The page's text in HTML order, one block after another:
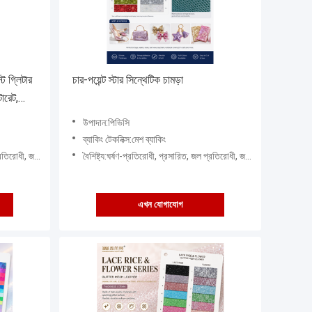
গ্লিটার
বায়ু প্রুফ
চার-পয়েন্ট স্টার সিন্থেটিক চামড়া
উপাদান:পিভিসি
ব্যাকিং টেকনিক্স:মেশ ব্যাকিং
বৈশিষ্ট্য:ঘর্ষণ-প্রতিরোধী, প্রসারিত, জল প্রতিরোধী, জলরোধী, বায়ু প্রুফ, ইলাস্টিক, অ্যান্টি পিল, ব্রাশযুক্ত মাম
এখন যোগাযোগ